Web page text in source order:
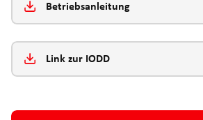
Betriebsanleitung
Link zur IODD